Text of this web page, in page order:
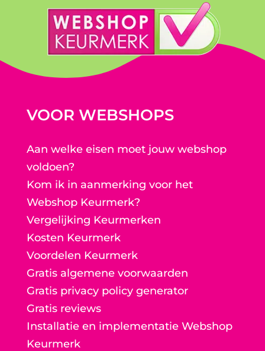
VOOR WEBSHOPS
Aan welke eisen moet jouw webshop
voldoen?
Kom ik in aanmerking voor het
Webshop Keurmerk?
Vergelijking Keurmerken
Kosten Keurmerk
Voordelen Keurmerk
Gratis algemene voorwaarden
Gratis privacy policy generator
Gratis reviews
Installatie en implementatie Webshop
Keurmerk